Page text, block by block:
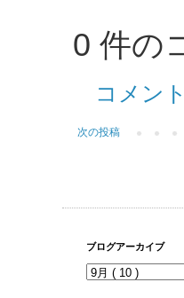
0 件の
コメン
次の投稿
ブログアーカイブ